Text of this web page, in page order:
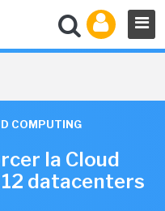
COMPUTING
la Cloud
datacenters